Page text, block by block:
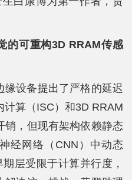
的可重构3D RRAM传感
缘设备提出了严格的延迟
算（ISC）和3D RRAM
销，但现有架构依赖静态
经网络（CNN）中动态
层受限于计算并行度，